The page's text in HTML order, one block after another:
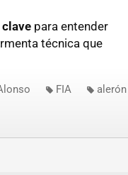
clave para entender
técnica que
FIA alerón